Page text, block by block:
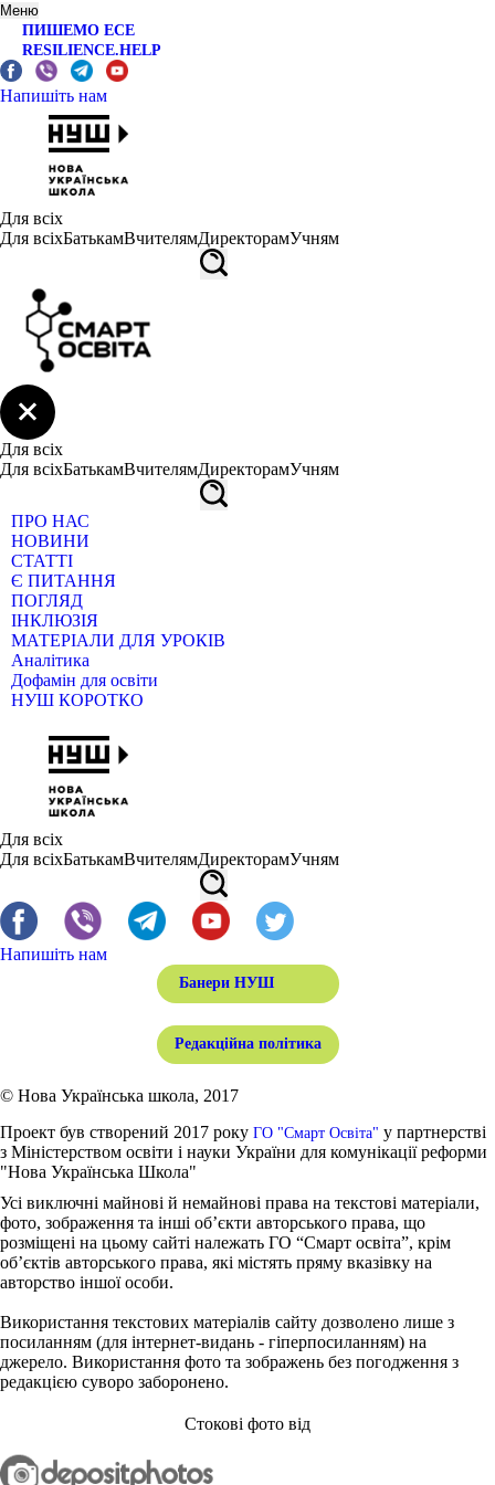
Меню
ПИШЕМО ЕСЕ
RESILIENCE.HELP
Напишіть нам
Для всіх
Для всіхБатькамВчителямДиректорамУчням
Для всіх
Для всіхБатькамВчителямДиректорамУчням
ПРО НАС
НОВИНИ
СТАТТІ
Є ПИТАННЯ
ПОГЛЯД
ІНКЛЮЗІЯ
МАТЕРІАЛИ ДЛЯ УРОКІВ
Аналітика
Дофамін для освіти
НУШ КОРОТКО
Для всіх
Для всіхБатькамВчителямДиректорамУчням
Напишіть нам
Банери НУШ
Редакційна політика
© Нова Українська школа, 2017
Проект був створений 2017 року ГО "Смарт Освіта" у партнерстві
з Міністерством освіти і науки України для комунікації реформи
"Нова Українська Школа"
Усі виключні майнові й немайнові права на текстові матеріали,
фото, зображення та інші об’єкти авторського права, що
розміщені на цьому сайті належать ГО “Смарт освіта”, крім
об’єктів авторського права, які містять пряму вказівку на
авторство іншої особи.
Використання текстових матеріалів сайту дозволено лише з
посиланням (для інтернет-видань - гіперпосиланням) на
джерело. Використання фото та зображень без погодження з
редакцією суворо заборонено.
Стокові фото від